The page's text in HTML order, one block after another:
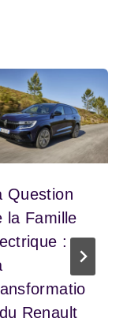
Question
la Famille
:
Renault